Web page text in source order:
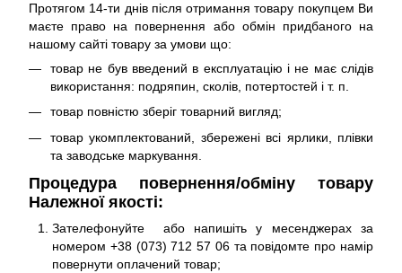
Протягом 14-ти днів після отримання товару покупцем Ви
маєте право на повернення або обмін придбаного на
нашому сайті товару за умови що:
товар не був введений в експлуатацію і не має слідів
використання: подряпин, сколів, потертостей і т. п.
товар повністю зберіг товарний вигляд;
товар укомплектований, збережені всі ярлики, плівки
та заводське маркування.
Процедура повернення/обміну товару
Належної якості:
Зателефонуйте або напишіть у месенджерах за
номером +38 (073) 712 57 06 та повідомте про намір
повернути оплачений товар;